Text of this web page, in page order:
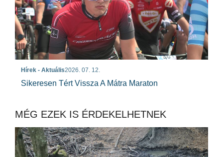
Hírek - Aktuális2026. 07. 12.
Sikeresen Tért Vissza A Mátra Maraton
MÉG EZEK IS ÉRDEKELHETNEK